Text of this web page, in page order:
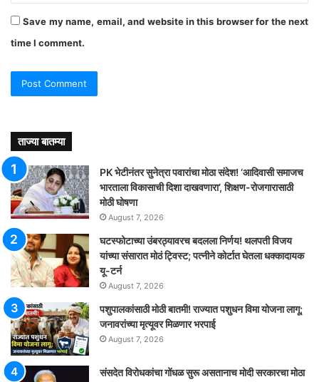
Save my name, email, and website in this browser for the next
time I comment.
ताज्या बातम्या
PK भेटीनंतर सुनेत्रा पवारांचा मोठा संदेश! ‘आदिवासी समाजच
भारताला विकासाची दिशा दाखवणारा’, शिक्षण-रोजगारासाठी
मोठी घोषणा
August 7, 2026
घटस्फोटाच्या उंबरठ्यावरच बदलला निर्णय! थलपती विजय
यांच्या संसारात मोठं ट्विस्ट; पत्नीने कोर्टात घेतला धक्कादायक
यू-टर्न
August 7, 2026
पशुपालकांसाठी मोठी बातमी! राज्यात पशुधन विमा योजना लागू;
जनावरांच्या मृत्यूवर मिळणार भरपाई
August 7, 2026
संसदेत विरोधकांचा गोंधळ सुरू असतानाच मोदी सरकारचा मोठा